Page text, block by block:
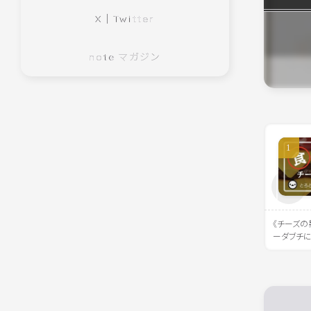
X｜Twitter
note マガジン
《チーズ
ーダブチ